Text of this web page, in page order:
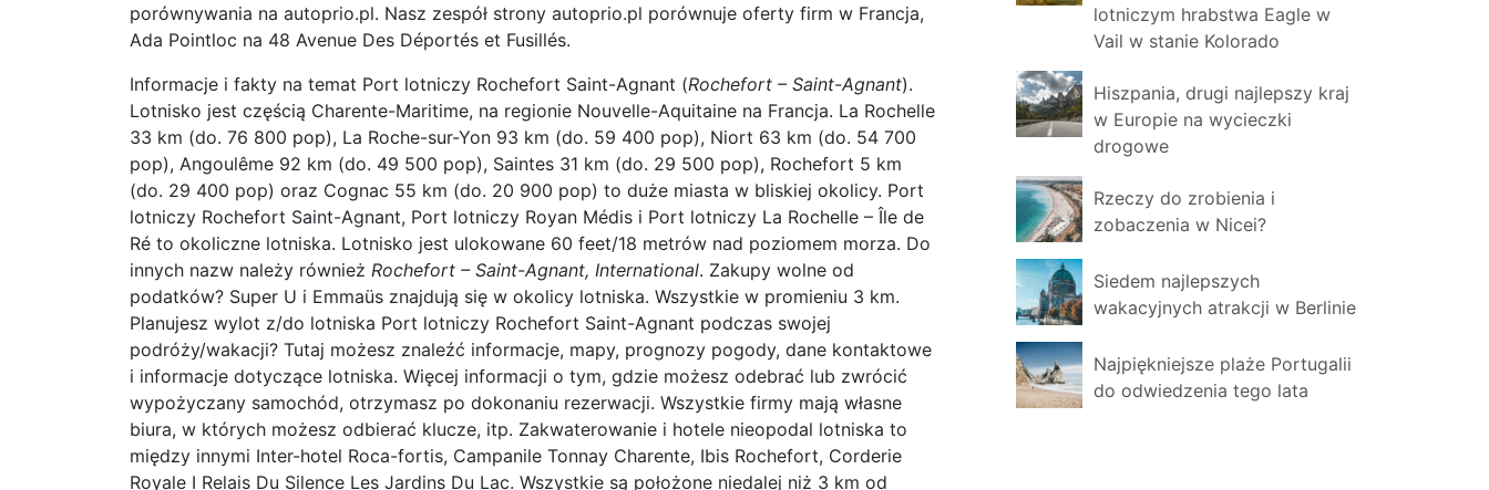
porównywania na autoprio.pl. Nasz zespół strony autoprio.pl porównuje oferty firm w Francja,
Ada Pointloc na 48 Avenue Des Déportés et Fusillés.
Informacje i fakty na temat Port lotniczy Rochefort Saint-Agnant (Rochefort – Saint-Agnant).
Lotnisko jest częścią Charente-Maritime, na regionie Nouvelle-Aquitaine na Francja. La Rochelle
33 km (do. 76 800 pop), La Roche-sur-Yon 93 km (do. 59 400 pop), Niort 63 km (do. 54 700
pop), Angoulême 92 km (do. 49 500 pop), Saintes 31 km (do. 29 500 pop), Rochefort 5 km
(do. 29 400 pop) oraz Cognac 55 km (do. 20 900 pop) to duże miasta w bliskiej okolicy. Port
lotniczy Rochefort Saint-Agnant, Port lotniczy Royan Médis i Port lotniczy La Rochelle – Île de
Ré to okoliczne lotniska. Lotnisko jest ulokowane 60 feet/18 metrów nad poziomem morza. Do
innych nazw należy również Rochefort – Saint-Agnant, International. Zakupy wolne od
podatków? Super U i Emmaüs znajdują się w okolicy lotniska. Wszystkie w promieniu 3 km.
Planujesz wylot z/do lotniska Port lotniczy Rochefort Saint-Agnant podczas swojej
podróży/wakacji? Tutaj możesz znaleźć informacje, mapy, prognozy pogody, dane kontaktowe
i informacje dotyczące lotniska. Więcej informacji o tym, gdzie możesz odebrać lub zwrócić
wypożyczany samochód, otrzymasz po dokonaniu rezerwacji. Wszystkie firmy mają własne
biura, w których możesz odbierać klucze, itp. Zakwaterowanie i hotele nieopodal lotniska to
między innymi Inter-hotel Roca-fortis, Campanile Tonnay Charente, Ibis Rochefort, Corderie
Royale I Relais Du Silence Les Jardins Du Lac. Wszystkie są położone niedalej niż 3 km od
lotniczym hrabstwa Eagle w
Vail w stanie Kolorado
Hiszpania, drugi najlepszy kraj
w Europie na wycieczki
drogowe
Rzeczy do zrobienia i
zobaczenia w Nicei?
Siedem najlepszych
wakacyjnych atrakcji w Berlinie
Najpiękniejsze plaże Portugalii
do odwiedzenia tego lata